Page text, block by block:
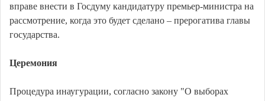
вправе внести в Госдуму кандидатуру премьер-министра на
рассмотрение, когда это будет сделано – прерогатива главы
государства.
Церемония
Процедура инаугурации, согласно закону "О выборах